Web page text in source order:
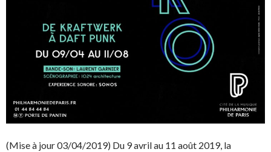
(Mise à jour 03/04/2019) Du 9 avril au 11 août 2019, la